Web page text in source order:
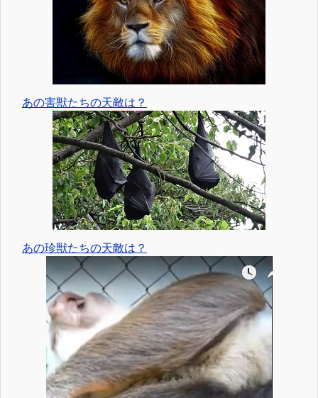
あの害獣たちの天敵は？
あの珍獣たちの天敵は？